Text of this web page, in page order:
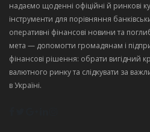
надаємо щоденні офіційні й ринкові
інструменти для порівняння
оперативні фінансові новини та
мета — допомогти громадянам і
фінансові рішення: обрати вигідний
валютного ринку та слідкувати за
в Україні.